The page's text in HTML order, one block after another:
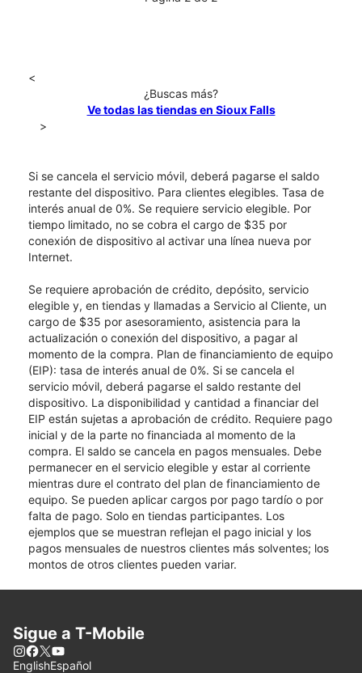
<
¿Buscas más?
Ve todas las tiendas en Sioux Falls
>
Si se cancela el servicio móvil, deberá pagarse el saldo
restante del dispositivo. Para clientes elegibles. Tasa de
interés anual de 0%. Se requiere servicio elegible. Por
tiempo limitado, no se cobra el cargo de $35 por
conexión de dispositivo al activar una línea nueva por
Internet.
Se requiere aprobación de crédito, depósito, servicio
elegible y, en tiendas y llamadas a Servicio al Cliente, un
cargo de $35 por asesoramiento, asistencia para la
actualización o conexión del dispositivo, a pagar al
momento de la compra. Plan de financiamiento de equipo
(EIP): tasa de interés anual de 0%. Si se cancela el
servicio móvil, deberá pagarse el saldo restante del
dispositivo. La disponibilidad y cantidad a financiar del
EIP están sujetas a aprobación de crédito. Requiere pago
inicial y de la parte no financiada al momento de la
compra. El saldo se cancela en pagos mensuales. Debe
permanecer en el servicio elegible y estar al corriente
mientras dure el contrato del plan de financiamiento de
equipo. Se pueden aplicar cargos por pago tardío o por
falta de pago. Solo en tiendas participantes. Los
ejemplos que se muestran reflejan el pago inicial y los
pagos mensuales de nuestros clientes más solventes; los
montos de otros clientes pueden variar.